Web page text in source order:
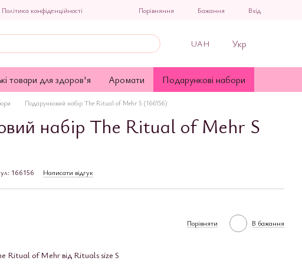
Політика конфіденційності
Порівняння Бажання Вхід
UAH Укр
товари для здоров'я Аромати Подарункові набори
Подарунковий набір The Ritual of Mehr S (166156)
набір The Ritual of Mehr S
166156 Написати відгук
Порівняти В бажання
Ritual of Mehr від Rituals size S